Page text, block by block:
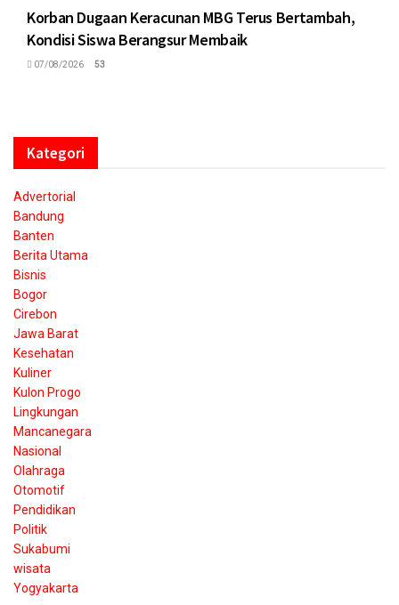
Korban Dugaan Keracunan MBG Terus Bertambah,
Kondisi Siswa Berangsur Membaik
07/08/2026 53
Kategori
Advertorial
Bandung
Banten
Berita Utama
Bisnis
Bogor
Cirebon
Jawa Barat
Kesehatan
Kuliner
Kulon Progo
Lingkungan
Mancanegara
Nasional
Olahraga
Otomotif
Pendidikan
Politik
Sukabumi
wisata
Yogyakarta